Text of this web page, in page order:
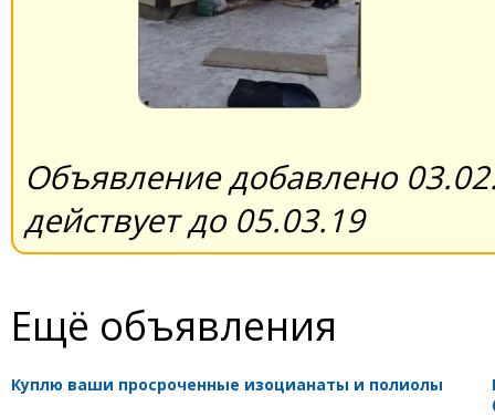
Объявление добавлено
действует до 05.03.19
Ещё объявления
Куплю ваши просроченные изоцианаты и полиолы